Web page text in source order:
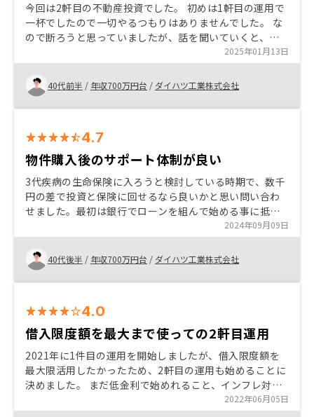
今回は2軒目の不動産投資でした。 初めは1軒目の運用で
一杯でしたので一切やるつもりはありませんでした。 な
ので断ろうと思っていましたが、話を聞いていくと、許
容範囲で投資が出来る（生活無理なく）内容を提示いた
だき今回の2軒目の投資となりました。 分からない点、
不明点は聞けば答えてくれるので最終納得して投資する
事が出来ます。 今回は、１回目の面談でやるかやらない
かを即断する場面となりました。良い話だとしても、考
前に2軒目購入の話とハッキリと言ってくれた方が良い。
2025年01月13日
40代前半 / 年収700万円台 / ダイハツ工業株式会社
4.7
物件購入後のサポート体制が良い
3代疾病の生命保険に入ろうと検討している時期で、数千
円の差で投資と保険に回せるなら良いかと思い問い合わ
せました。最初は銀行でローンを組んで始める事に抵抗
感はありましたが、担当者の話しをしっかりと聞くと、
あまりリスクの無い投資だと判断して購入する事にしま
した。 リノシーの管理システムは他の不動産会社に比べ
たら少し高い金額ですが、ほぼ全てのリスクに対して対
応できているので、購入してからの安心感はあり、ほっ
2024年09月09日
40代後半 / 年収700万円台 / ダイハツ工業株式会社
4.0
借入限度額を最大まで使っての2軒目運用
2021年に1件目の運用を開始しましたが、借入限度額を
最大限活用したかったため、2軒目の運用も始めることに
決めました。 まだ低金利で始めれること、インフレ対策
や株式のパフォーマンスが2022年は期待できないことも
決め手になりました。
2022年06月05日